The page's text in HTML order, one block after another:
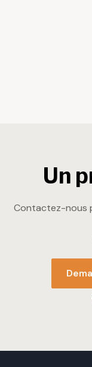
Un
Contactez-nous